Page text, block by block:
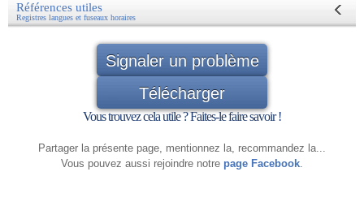
Références utiles
Registres langues et fuseaux horaires
Signaler un problème
Télécharger
Vous trouvez cela utile ? Faites-le faire savoir !
Partager la présente page, mentionnez la, recommandez la...
Vous pouvez aussi rejoindre notre page Facebook